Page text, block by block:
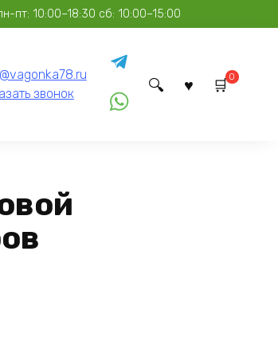
пт: 10:00–18:30 сб: 10:00–15:00
звонок
0